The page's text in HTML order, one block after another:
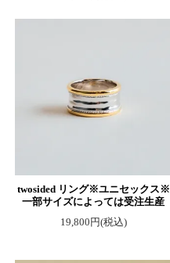
twosided リング※ユニセックス※
一部サイズによっては受注生産
19,800円(税込)